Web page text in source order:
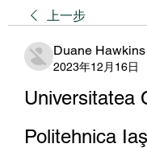
上一步
Duane Hawkins
2023年12月16日
Universitatea
Politehnica